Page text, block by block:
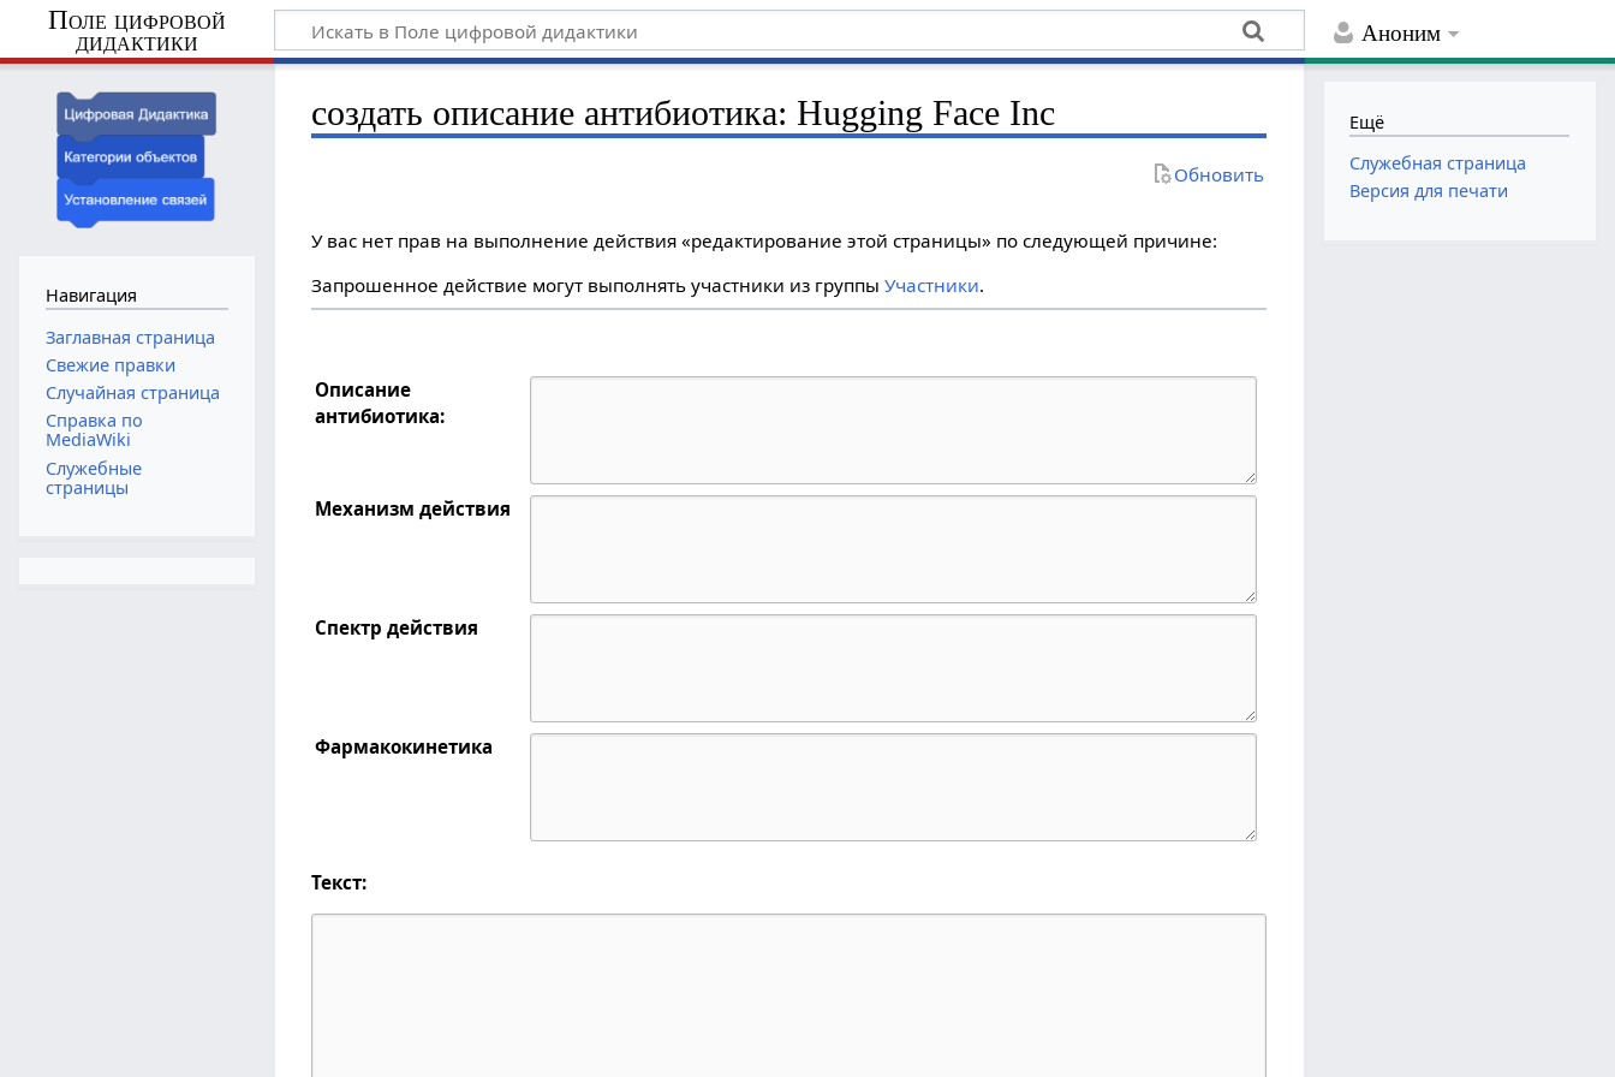
Аноним
Поле цифровой
дидактики
создать описание антибиотика: Hugging Face Inc
Обновить
У вас нет прав на выполнение действия «редактирование этой страницы» по следующей причине:
Запрошенное действие могут выполнять участники из группыУчастники.
Описание
антибиотика:
Механизм действия
Спектр действия
Фармакокинетика
Текст:
Навигация
Заглавная страница
Свежие правки
Случайная страница
Справка по
MediaWiki
Служебные
страницы
Ещё
Служебная страница
Версия для печати